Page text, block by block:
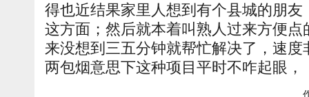
得也近结果家里人想到有个县城的朋
这方面；然后就本着叫熟人过来方便
来没想到三五分钟就帮忙解决了，速
两包烟意思下这种项目平时不咋起眼，